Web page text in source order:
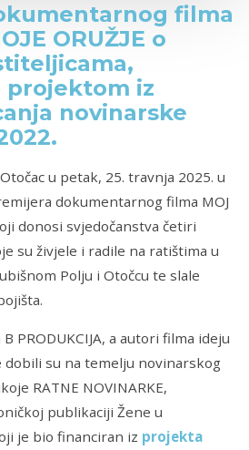
filma
ORUŽJE o
projektom iz
novinarske
u petak, 25. travnja 2025. u
dokumentarnog filma MOJ
donosi svjedočanstva četiri
su živjele i radile na ratištima u
Polju i Otočcu te slale
PRODUKCIJA, a autori filma ideju
dobili su na temelju novinarskog
RATNE NOVINARKE,
publikaciji Žene u
je bio financiran iz projekta